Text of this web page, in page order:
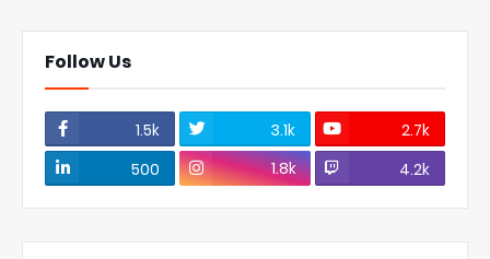
Follow Us
1.5k 3.1k
2.7k
500
1.8k 4.2k